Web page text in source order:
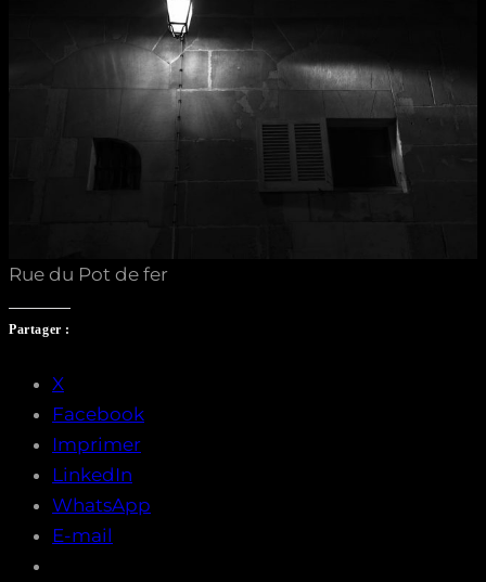
Rue du Pot de fer
Partager :
X
Facebook
Imprimer
LinkedIn
WhatsApp
E-mail